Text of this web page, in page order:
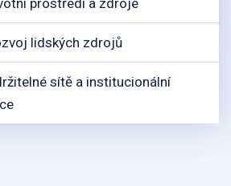
prostředí a zdroje
lidských zdrojů
sítě a institucionální